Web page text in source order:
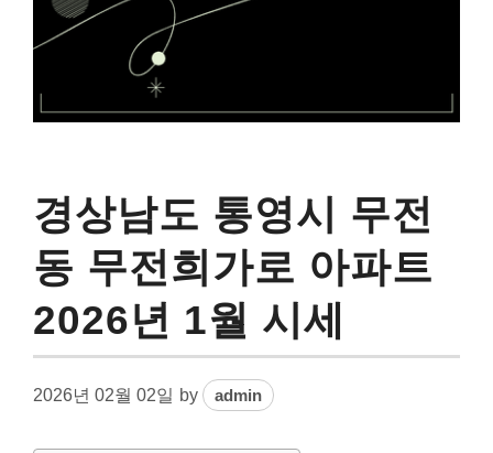
경상남도 통영시 무전
동 무전희가로 아파트
2026년 1월 시세
2026년 02월 02일 by admin